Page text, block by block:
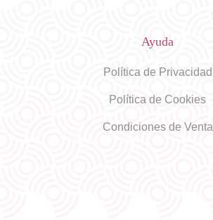
Ayuda
Política de Privacidad
Política de Cookies
Condiciones de Venta